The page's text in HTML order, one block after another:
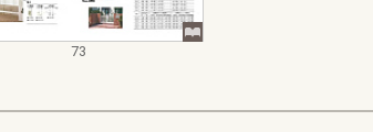
73